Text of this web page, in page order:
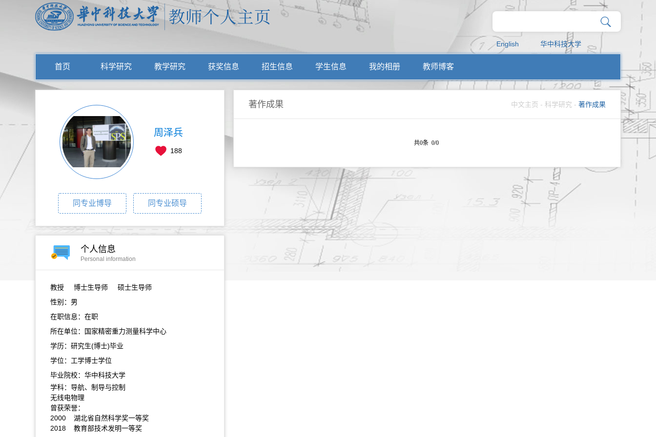
English 华中科技大学
首页 科学研究 教学研究 获奖信息 招生信息 学生信息 我的相册 教师博客
周泽兵
188
同专业博导 同专业硕导
个人信息
Personal information
教授
博士生导师 硕士生导师
性别：男
在职信息：在职
所在单位：国家精密重力测量科学中心
学历：研究生(博士)毕业
学位：工学博士学位
毕业院校：华中科技大学
学科：导航、制导与控制
无线电物理
曾获荣誉：
2000 湖北省自然科学奖一等奖
2018 教育部技术发明一等奖
著作成果 中文主页 - 科学研究 - 著作成果
共0条 0/0